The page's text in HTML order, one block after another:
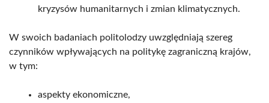
kryzysów humanitarnych i zmian klimatycznych.
W swoich badaniach politolodzy uwzględniają szereg
czynników wpływających na politykę zagraniczną krajów,
w tym:
aspekty ekonomiczne,